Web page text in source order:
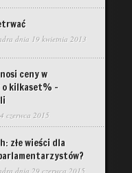
dnia 19 kwietnia 2013
ceny w
kilkaset% –
czerwca 2015
złe wieści dla
dnia 29 czerwca 2015